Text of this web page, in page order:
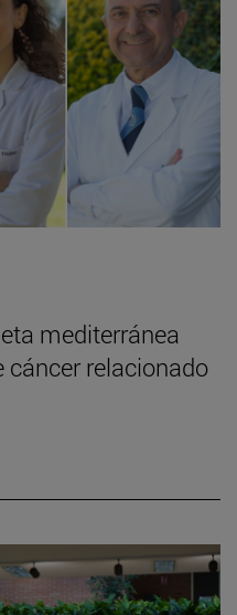
mediterránea
cáncer relacionado